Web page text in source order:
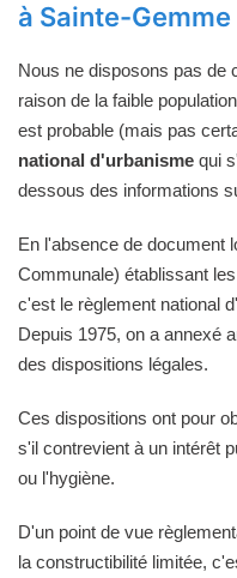
à Sainte-Gemme
Nous ne disposons pas de
raison de la faible
est probable (mais pas
national d'urbanisme qui
dessous des informations
En l'absence de document
Communale) établissant
c'est le règlement national
Depuis 1975, on a annexé
des dispositions légales.
Ces dispositions ont pour
s'il contrevient à un intérêt
ou l'hygiène.
D'un point de vue
la constructibilité limitée,